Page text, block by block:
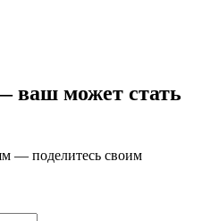
ваш может стать
— поделитесь своим